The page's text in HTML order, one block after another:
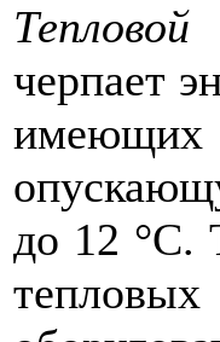
Тепловой
черпает
до 12 °C.